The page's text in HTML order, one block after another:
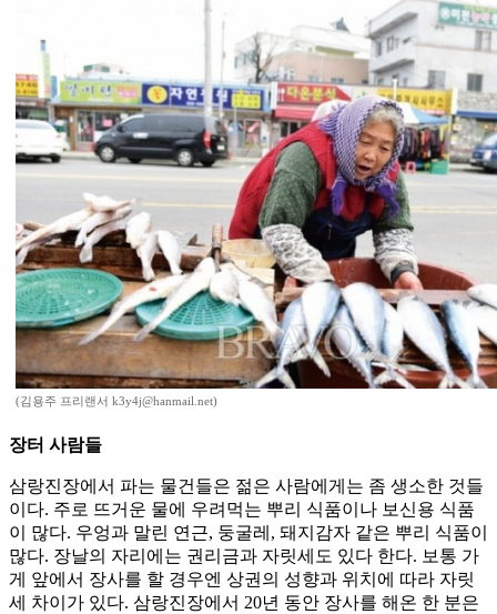
(김용주 프리랜서 k3y4j@hanmail.net)
장터 사람들
삼랑진장에서 파는 물건들은 젊은 사람에게는 좀 생소한 것들
이다. 주로 뜨거운 물에 우려먹는 뿌리 식품이나 보신용 식품
이 많다. 우엉과 말린 연근, 둥굴레, 돼지감자 같은 뿌리 식품이
많다. 장날의 자리에는 권리금과 자릿세도 있다 한다. 보통 가
게 앞에서 장사를 할 경우엔 상권의 성향과 위치에 따라 자릿
세 차이가 있다. 삼랑진장에서 20년 동안 장사를 해온 한 분은